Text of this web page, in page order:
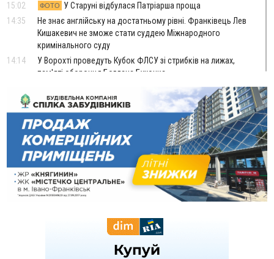
15:02
ФОТО
У Старуні відбулася Патріарша проща
14:35
Не знає англійську на достатньому рівні. Франківець Лев
Кишакевич не зможе стати суддею Міжнародного
кримінального суду
14:14
У Ворохті проведуть Кубок ФЛСУ зі стрибків на лижах,
пам'яті оборонця Богдана Бухонка
На Калущині розшукали чоловіка, який три дні
блукав у лісі
13:14
Боднар розповів про реакцію влади Польщі на атаки на
українців та про зміни після 23 серпня
12:31
ВІДЕО "Едельвейси" щемливо привітали рідну Коломию з
Днем міста
11:55
Вчора у Франківську, Коломиї, Долині та Яремче
зафіксували рекордну спеку
11:45
У Надвірній п'яна жінка побила малолітнього хлопчика: суд
У басейні Дністра встановилася гідрологічна посуха - рівні
води наблизилися до найнижчих показників
У Бурштині поблизу АЗС сталася масова бійка, поліція